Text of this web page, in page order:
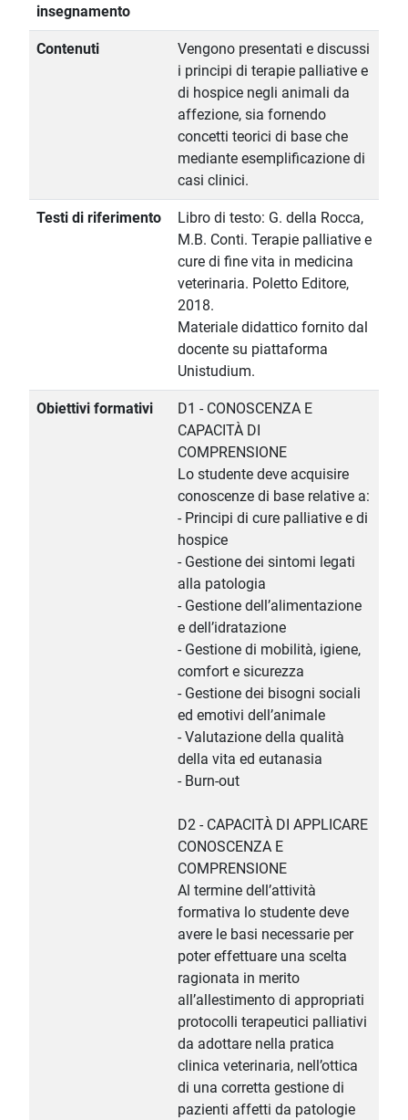
insegnamento
Contenuti
Vengono presentati e discussi
i principi di terapie palliative e
di hospice negli animali da
affezione, sia fornendo
concetti teorici di base che
mediante esemplificazione di
casi clinici.
Testi di riferimento
Libro di testo: G. della Rocca,
M.B. Conti. Terapie palliative e
cure di fine vita in medicina
veterinaria. Poletto Editore,
2018.
Materiale didattico fornito dal
docente su piattaforma
Unistudium.
Obiettivi formativi
D1 - CONOSCENZA E
CAPACITÀ DI
COMPRENSIONE
Lo studente deve acquisire
conoscenze di base relative a:
- Principi di cure palliative e di
hospice
- Gestione dei sintomi legati
alla patologia
- Gestione dell’alimentazione
e dell’idratazione
- Gestione di mobilità, igiene,
comfort e sicurezza
- Gestione dei bisogni sociali
ed emotivi dell’animale
- Valutazione della qualità
della vita ed eutanasia
- Burn-out
D2 - CAPACITÀ DI APPLICARE
CONOSCENZA E
COMPRENSIONE
Al termine dell’attività
formativa lo studente deve
avere le basi necessarie per
poter effettuare una scelta
ragionata in merito
all’allestimento di appropriati
protocolli terapeutici palliativi
da adottare nella pratica
clinica veterinaria, nell’ottica
di una corretta gestione di
pazienti affetti da patologie